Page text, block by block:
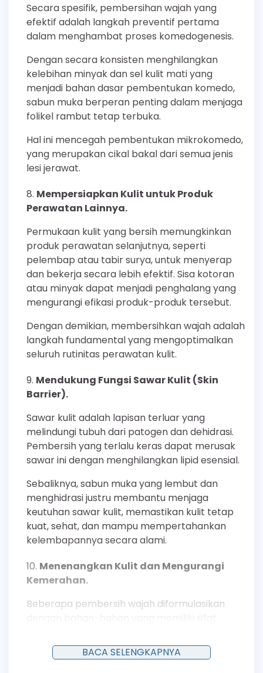
Secara spesifik, pembersihan wajah yang
efektif adalah langkah preventif pertama
dalam menghambat proses komedogenesis.
Dengan secara konsisten menghilangkan
kelebihan minyak dan sel kulit mati yang
menjadi bahan dasar pembentukan komedo,
sabun muka berperan penting dalam menjaga
folikel rambut tetap terbuka.
Hal ini mencegah pembentukan mikrokomedo,
yang merupakan cikal bakal dari semua jenis
lesi jerawat.
Mempersiapkan Kulit untuk Produk
Perawatan Lainnya.
Permukaan kulit yang bersih memungkinkan
produk perawatan selanjutnya, seperti
pelembap atau tabir surya, untuk menyerap
dan bekerja secara lebih efektif. Sisa kotoran
atau minyak dapat menjadi penghalang yang
mengurangi efikasi produk-produk tersebut.
Dengan demikian, membersihkan wajah adalah
langkah fundamental yang mengoptimalkan
seluruh rutinitas perawatan kulit.
Mendukung Fungsi Sawar Kulit (Skin
Barrier).
Sawar kulit adalah lapisan terluar yang
melindungi tubuh dari patogen dan dehidrasi.
Pembersih yang terlalu keras dapat merusak
sawar ini dengan menghilangkan lipid esensial.
Sebaliknya, sabun muka yang lembut dan
menghidrasi justru membantu menjaga
keutuhan sawar kulit, memastikan kulit tetap
kuat, sehat, dan mampu mempertahankan
kelembapannya secara alami.
Menenangkan Kulit dan Mengurangi
Kemerahan.
Beberapa pembersih wajah diformulasikan
seperti ekstrak teh hijau, lidah buaya, atau
allantoin.
BACA SELENGKAPNYA